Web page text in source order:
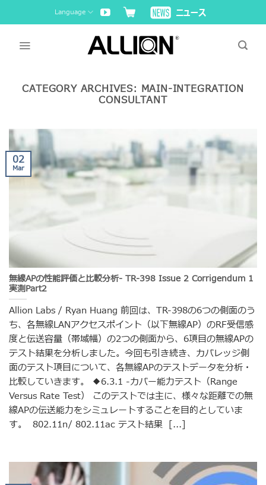
to
Language
CATEGORY ARCHIVES: MAIN-INTEGRATION
CONSULTANT
無線APの性能評価と比較分析- TR-398 Issue 2 Corrigendum 1
実測Part2
Allion Labs / Ryan Huang 前回は、TR-398の6つの側面のう
ち、各無線LANアクセスポイント（以下無線AP）のRF受信感
度と伝送容量（帯域幅）の2つの側面から、6項目の無線APの
テスト結果を分析しました。今回も引き続き、カバレッジ側
面のテスト項目について、各無線APのテストデータを分析・
比較していきます。 ◆6.3.1 -カバー能力テスト（Range
Versus Rate Test） このテストでは主に、様々な距離での無
線APの伝送能力をシミュレートすることを目的としていま
す。 802.11n/ 802.11ac テスト結果 [...]
02
Mar